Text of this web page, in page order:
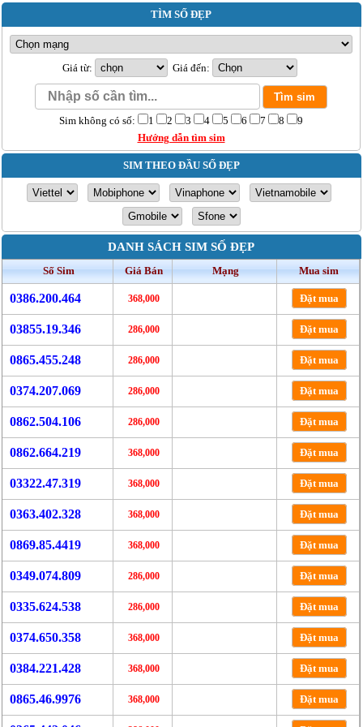
TÌM SỐ ĐẸP
Giá từ: Giá đến:
Sim không có số: 1 2 3 4 5 6 7 8
9
Hướng dẫn tìm sim
SIM THEO ĐẦU SỐ ĐẸP
DANH SÁCH SIM SỐ ĐẸP
Số Sim Giá Bán Mạng Mua sim
0386.200.464 368,000 Đặt mua
03855.19.346 286,000 Đặt mua
0865.455.248 286,000 Đặt mua
0374.207.069 286,000 Đặt mua
0862.504.106 286,000 Đặt mua
0862.664.219 368,000 Đặt mua
03322.47.319 368,000 Đặt mua
0363.402.328 368,000 Đặt mua
0869.85.4419 368,000 Đặt mua
0349.074.809 286,000 Đặt mua
0335.624.538 286,000 Đặt mua
0374.650.358 368,000 Đặt mua
0384.221.428 368,000 Đặt mua
0865.46.9976 368,000 Đặt mua